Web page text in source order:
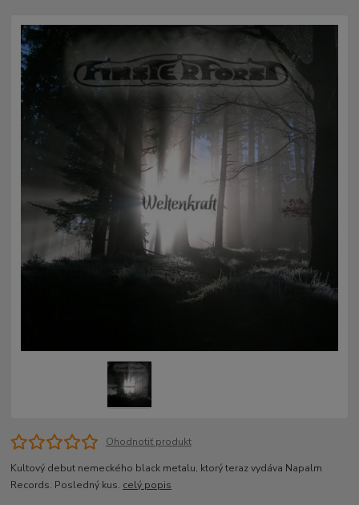
Ohodnotiť produkt
Kultový debut nemeckého black metalu, ktorý teraz vydáva Napalm
Records. Posledný kus. celý popis